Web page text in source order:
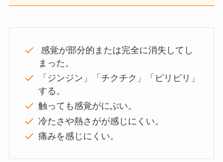
感覚が部分的または完全に消失してし
まった。
「ジンジン」「チクチク」「ピリピリ」
する。
触っても感覚がにぶい。
冷たさや熱さがが感じにくい。
痛みを感じにくい。